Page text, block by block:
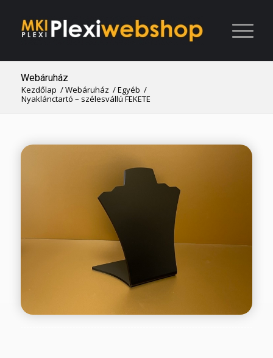
Webáruház
Kezdőlap /Webáruház /Egyéb /
Nyaklánctartó – szélesvállú FEKETE